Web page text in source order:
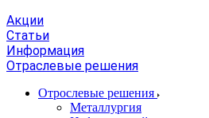
Акции
Статьи
Информация
Отраслевые решения
Отрослевые решения
Металлургия